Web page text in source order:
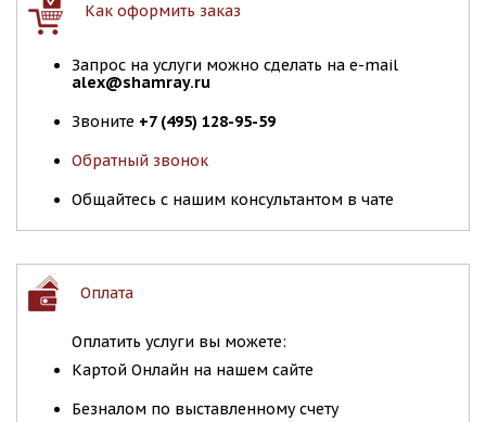
Как оформить заказ
Запрос на услуги можно сделать на e-mail
alex@shamray.ru
Звоните +7 (495) 128-95-59
Обратный звонок
Общайтесь с нашим консультантом в чате
Оплата
Оплатить услуги вы можете:
Картой Онлайн на нашем сайте
Безналом по выставленному счету